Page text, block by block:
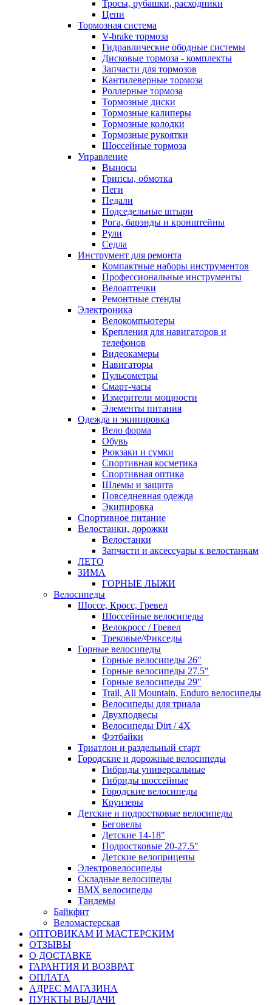
Тросы, рубашки, расходники
Цепи
Тормозная система
V-brake тормоза
Гидравлические ободные системы
Дисковые тормоза - комплекты
Запчасти для тормозов
Кантилеверные тормоза
Роллерные тормоза
Тормозные диски
Тормозные калиперы
Тормозные колодки
Тормозные рукоятки
Шоссейные тормоза
Управление
Выносы
Грипсы, обмотка
Пеги
Педали
Подседельные штыри
Рога, барэнды и кронштейны
Рули
Седла
Инструмент для ремонта
Компактные наборы инструментов
Профессиональные инструменты
Велоаптечки
Ремонтные стенды
Электроника
Велокомпьютеры
Крепления для навигаторов и
телефонов
Видеокамеры
Навигаторы
Пульсометры
Смарт-часы
Измерители мощности
Элементы питания
Одежда и экипировка
Вело форма
Обувь
Рюкзаки и сумки
Спортивная косметика
Спортивная оптика
Шлемы и защита
Повседневная одежда
Экипировка
Спортивное питание
Велостанки, дорожки
Велостанки
Запчасти и аксессуары к велостанкам
ЛЕТО
ЗИМА
ГОРНЫЕ ЛЫЖИ
Велосипеды
Шоссе, Кросс, Гревел
Шоссейные велосипеды
Велокросс / Гревел
Трековые/Фикседы
Горные велосипеды
Горные велосипеды 26"
Горные велосипеды 27.5"
Горные велосипеды 29"
Trail, All Mountain, Enduro велосипеды
Велосипеды для триала
Двухподвесы
Велосипеды Dirt / 4X
Фэтбайки
Триатлон и раздельный старт
Городские и дорожные велосипеды
Гибриды универсальные
Гибриды шоссейные
Городские велосипеды
Круизеры
Детские и подростковые велосипеды
Беговелы
Детские 14-18"
Подростковые 20-27.5"
Детские велоприцепы
Электровелосипеды
Складные велосипеды
BMX велосипеды
Тандемы
Байкфит
Веломастерская
ОПТОВИКАМ И МАСТЕРСКИМ
ОТЗЫВЫ
О ДОСТАВКЕ
ГАРАНТИЯ И ВОЗВРАТ
ОПЛАТА
АДРЕС МАГАЗИНА
ПУНКТЫ ВЫДАЧИ